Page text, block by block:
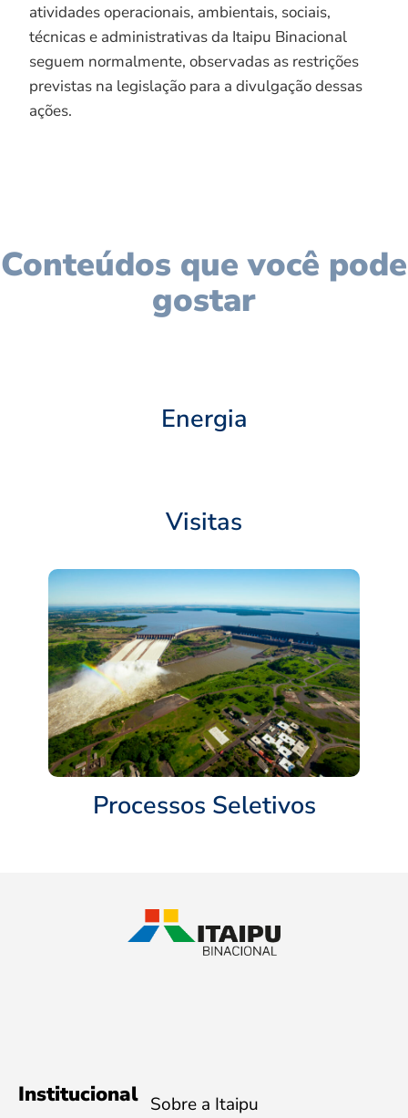
atividades operacionais, ambientais, sociais,
técnicas e administrativas da Itaipu Binacional
seguem normalmente, observadas as restrições
previstas na legislação para a divulgação dessas
ações.
Conteúdos que você pode
gostar
Energia
Visitas
Processos Seletivos
Institucional Sobre a Itaipu